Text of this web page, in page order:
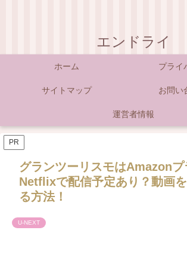
エンドライ
ホーム プライ
サイトマップ お問い
運営者情報
PR
グランツーリスモはAmazonプ
Netflixで配信予定あり？動画
る方法！
U-NEXT